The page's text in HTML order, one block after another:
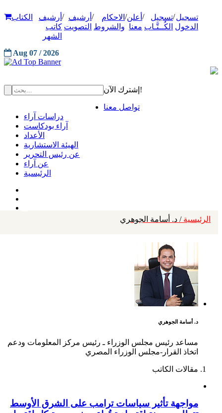
تسجيل
الدخول
/تسجيل
الكُــتَّـاب
/ أعلن
معنا
/ الاحكام
والشروط
/ أرشيف
التصويت
/ أرشيف
كاتب
الشهر
الكتاب
Aug 07 / 2026
إشترك الآن!
تواصل معنا
دراسات آراء
آراء بودكاست
الأعداد
الهيئة الاستشارية
عن رئيس التحرير
عن آراء
الرئيسية
الرئيسية / د. أسامة الجوهري
د. أسامة الجوهري
مساعد رئيس مجلس الوزراء ـ رئيس مركز المعلومات ودعم
اتخاذ القرار-مجلس الوزراء المصري
مقالات الكاتب
مواجهة تأثير سياسات ترامب على الشرق الأوسط